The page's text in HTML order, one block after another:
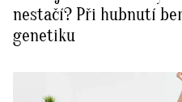
nestačí? Při hubnutí
genetiku